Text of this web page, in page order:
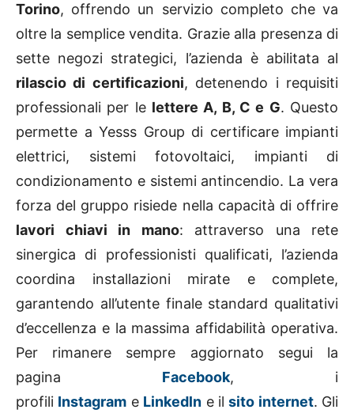
Torino, offrendo un servizio completo che va
oltre la semplice vendita. Grazie alla presenza di
sette negozi strategici, l’azienda è abilitata al
rilascio di certificazioni, detenendo i requisiti
professionali per le lettere A, B, C e G. Questo
permette a Yesss Group di certificare impianti
elettrici, sistemi fotovoltaici, impianti di
condizionamento e sistemi antincendio. La vera
forza del gruppo risiede nella capacità di offrire
lavori chiavi in mano: attraverso una rete
sinergica di professionisti qualificati, l’azienda
coordina installazioni mirate e complete,
garantendo all’utente finale standard qualitativi
d’eccellenza e la massima affidabilità operativa.
Per rimanere sempre aggiornato segui la
pagina Facebook, i
profili Instagram e Linkedln e ilsito internet. Gli